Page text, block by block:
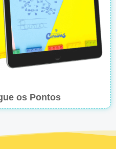
os Pontos